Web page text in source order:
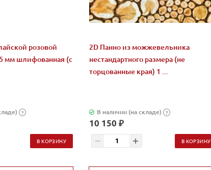
розовой
мм шлифованная (с
?
В КОРЗИНУ
2D Панно из можжевельника
нестандартного размера (не
торцованные края) 1 ...
В наличии (на складе) ?
10 150 ₽
В КОРЗИНУ